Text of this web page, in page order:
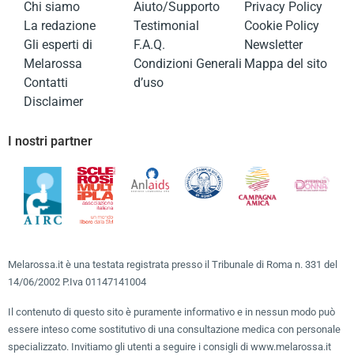
Chi siamo
La redazione
Gli esperti di
Melarossa
Contatti
Disclaimer
Aiuto/Supporto
Testimonial
F.A.Q.
Condizioni Generali
d’uso
Privacy Policy
Cookie Policy
Newsletter
Mappa del sito
I nostri partner
Melarossa.it è una testata registrata presso il Tribunale di Roma n. 331 del
14/06/2002 P.Iva 01147141004
Il contenuto di questo sito è puramente informativo e in nessun modo può
essere inteso come sostitutivo di una consultazione medica con personale
specializzato. Invitiamo gli utenti a seguire i consigli di www.melarossa.it